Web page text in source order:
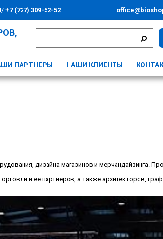
/+7 (727) 309-52-52
ПАРТНЕРЫ НАШИ КЛИЕНТЫ
дизайна магазинов и мерчандайзинга.
и ее партнеров, а также архитекторов,